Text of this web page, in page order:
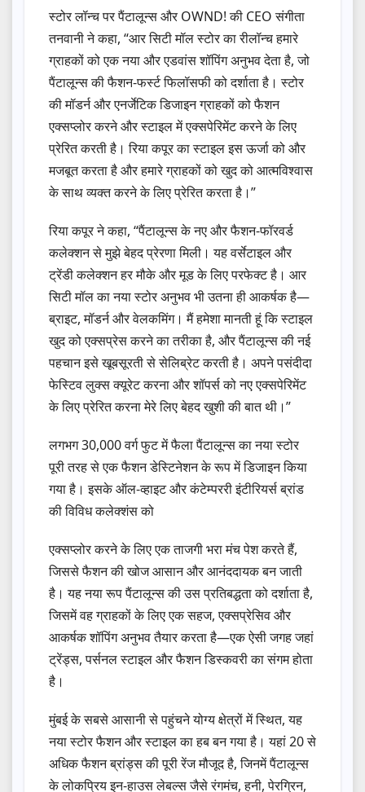
स्टोर लॉन्च पर पैंटालून्‍स और OWND! की CEO संगीता
तनवानी ने कहा, “आर सिटी मॉल स्टोर का रीलॉन्च हमारे
ग्राहकों को एक नया और एडवांस शॉपिंग अनुभव देता है, जो
पैंटालून्‍स की फैशन-फर्स्ट फिलॉसफी को दर्शाता है। स्टोर
की मॉडर्न और एनर्जेटिक डिजाइन ग्राहकों को फैशन
एक्सप्लोर करने और स्टाइल में एक्सपेरिमेंट करने के लिए
प्रेरित करती है। रिया कपूर का स्टाइल इस ऊर्जा को और
मजबूत करता है और हमारे ग्राहकों को खुद को आत्मविश्वास
के साथ व्यक्त करने के लिए प्रेरित करता है।”
रिया कपूर ने कहा, “पैंटालून्‍स के नए और फैशन-फॉरवर्ड
कलेक्शन से मुझे बेहद प्रेरणा मिली। यह वर्सेटाइल और
ट्रेंडी कलेक्शन हर मौके और मूड के लिए परफेक्ट है। आर
सिटी मॉल का नया स्टोर अनुभव भी उतना ही आकर्षक है—
ब्राइट, मॉडर्न और वेलकमिंग। मैं हमेशा मानती हूं कि स्टाइल
खुद को एक्सप्रेस करने का तरीका है, और पैंटालून्‍स की नई
पहचान इसे खूबसूरती से सेलिब्रेट करती है। अपने पसंदीदा
फेस्टिव लुक्स क्यूरेट करना और शॉपर्स को नए एक्सपेरिमेंट
के लिए प्रेरित करना मेरे लिए बेहद खुशी की बात थी।”
लगभग 30,000 वर्ग फुट में फैला पैंटालून्‍स का नया स्टोर
पूरी तरह से एक फैशन डेस्टिनेशन के रूप में डिजाइन किया
गया है। इसके ऑल-व्हाइट और कंटेम्पररी इंटीरियर्स ब्रांड
की विविध कलेक्शंस को
एक्सप्लोर करने के लिए एक ताजगी भरा मंच पेश करते हैं,
जिससे फैशन की खोज आसान और आनंददायक बन जाती
है। यह नया रूप पैंटालून्‍स की उस प्रतिबद्धता को दर्शाता है,
जिसमें वह ग्राहकों के लिए एक सहज, एक्सप्रेसिव और
आकर्षक शॉपिंग अनुभव तैयार करता है—एक ऐसी जगह जहां
ट्रेंड्स, पर्सनल स्टाइल और फैशन डिस्कवरी का संगम होता
है।
मुंबई के सबसे आसानी से पहुंचने योग्य क्षेत्रों में स्थित, यह
नया स्टोर फैशन और स्टाइल का हब बन गया है। यहां 20 से
अधिक फैशन ब्रांड्स की पूरी रेंज मौजूद है, जिनमें पैंटालून्‍स
के लोकप्रिय इन-हाउस लेबल्स जैसे रंगमंच, हनी, पेरग्रिन,